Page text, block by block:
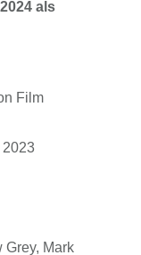
als
Film
2023
Grey, Mark